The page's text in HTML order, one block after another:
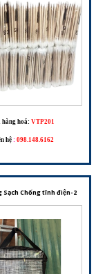
hàng hoá: VTP201
hệ : 098.148.6162
Sạch Chống tĩnh điện-2